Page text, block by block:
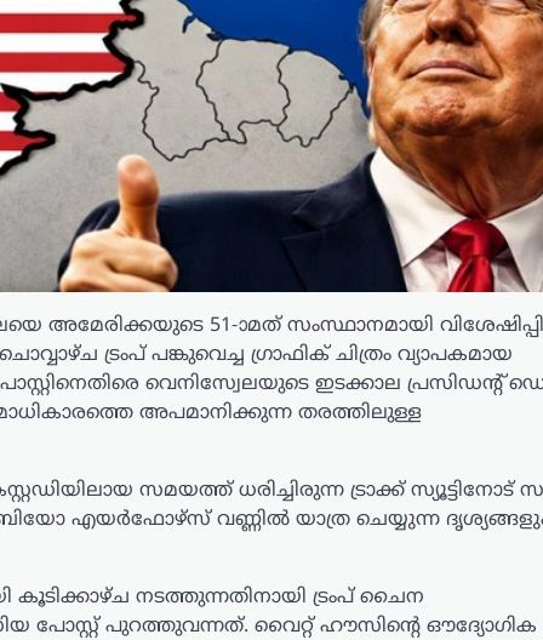
അമേരിക്കയുടെ 51-ാമത് സംസ്ഥാനമായി
ട്രംപ് പങ്കുവെച്ച ഗ്രാഫിക് ചിത്രം വ്യാപകമായ
വെനിസ്വേലയുടെ ഇടക്കാല പ്രസിഡന്റ്
അപമാനിക്കുന്ന തരത്തിലുള്ള
സമയത്ത് ധരിച്ചിരുന്ന ട്രാക്ക് സ്യൂട്ടിനോട്
എയർഫോഴ്‌സ് വണ്ണിൽ യാത്ര ചെയ്യുന്ന
നടത്തുന്നതിനായി ട്രംപ് ചൈന
പോസ്റ്റ് പുറത്തുവന്നത്. വൈറ്റ് ഹൗസിന്റെ